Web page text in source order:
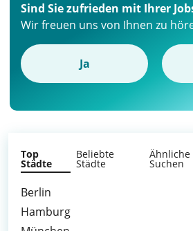
Sind Sie zufrieden mit Ihrer
Wir freuen uns von Ihnen zu
Ja
Top
Städte
Beliebte
Städte
Ähnliche
Suchen
Berlin
Hamburg